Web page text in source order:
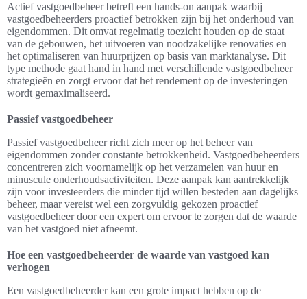
Actief vastgoedbeheer betreft een hands-on aanpak waarbij
vastgoedbeheerders proactief betrokken zijn bij het onderhoud van
eigendommen. Dit omvat regelmatig toezicht houden op de staat
van de gebouwen, het uitvoeren van noodzakelijke renovaties en
het optimaliseren van huurprijzen op basis van marktanalyse. Dit
type methode gaat hand in hand met verschillende vastgoedbeheer
strategieën en zorgt ervoor dat het rendement op de investeringen
wordt gemaximaliseerd.
Passief vastgoedbeheer
Passief vastgoedbeheer richt zich meer op het beheer van
eigendommen zonder constante betrokkenheid. Vastgoedbeheerders
concentreren zich voornamelijk op het verzamelen van huur en
minuscule onderhoudsactiviteiten. Deze aanpak kan aantrekkelijk
zijn voor investeerders die minder tijd willen besteden aan dagelijks
beheer, maar vereist wel een zorgvuldig gekozen proactief
vastgoedbeheer door een expert om ervoor te zorgen dat de waarde
van het vastgoed niet afneemt.
Hoe een vastgoedbeheerder de waarde van vastgoed kan
verhogen
Een vastgoedbeheerder kan een grote impact hebben op de